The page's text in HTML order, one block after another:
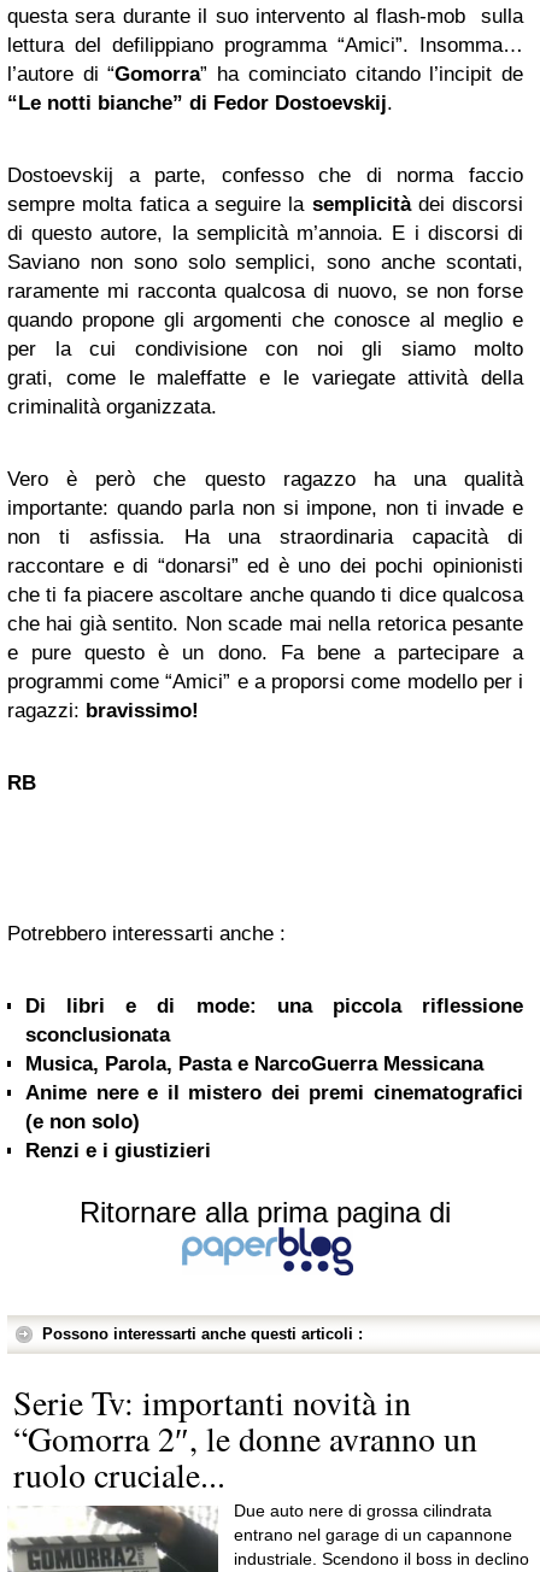
questa sera durante il suo intervento al flash-mob sulla
lettura del defilippiano programma “Amici”. Insomma…
l’autore di “Gomorra” ha cominciato citando l’incipit de
“Le notti bianche” di Fedor Dostoevskij.
Dostoevskij a parte, confesso che di norma faccio
sempre molta fatica a seguire la semplicitàdei discorsi
di questo autore, la semplicità m’annoia. E i discorsi di
Saviano non sono solo semplici, sono anche scontati,
raramente mi racconta qualcosa di nuovo, se non forse
quando propone gli argomenti che conosce al meglio e
per la cui condivisione con noi gli siamo molto
grati, come le maleffatte e le variegate attività della
criminalità organizzata.
Vero è però che questo ragazzo ha una qualità
importante: quando parla non si impone, non ti invade e
non ti asfissia. Ha una straordinaria capacità di
raccontare e di “donarsi” ed è uno dei pochi opinionisti
che ti fa piacere ascoltare anche quando ti dice qualcosa
che hai già sentito. Non scade mai nella retorica pesante
e pure questo è un dono. Fa bene a partecipare a
programmi come “Amici” e a proporsi come modello per i
ragazzi: bravissimo!
RB
Potrebbero interessarti anche :
Di libri e di mode: una piccola riflessione
sconclusionata
Musica, Parola, Pasta e NarcoGuerra Messicana
Anime nere e il mistero dei premi cinematografici
(e non solo)
Renzi e i giustizieri
Ritornare alla prima pagina di
Possono interessarti anche questi articoli :
Serie Tv: importanti novità in
“Gomorra 2″, le donne avranno un
ruolo cruciale...
Due auto nere di grossa cilindrata
entrano nel garage di un capannone
industriale. Scendono il boss in declino